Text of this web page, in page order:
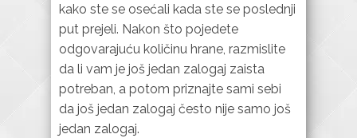
kako ste se osećali kada ste se poslednji
put prejeli. Nakon što pojedete
odgovarajuću količinu hrane, razmislite
da li vam je još jedan zalogaj zaista
potreban, a potom priznajte sami sebi
da još jedan zalogaj često nije samo još
jedan zalogaj.